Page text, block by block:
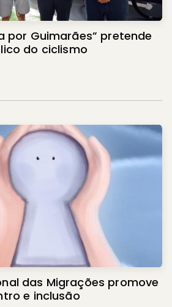
por Guimarães” pretende
do ciclismo
das Migrações promove
e inclusão